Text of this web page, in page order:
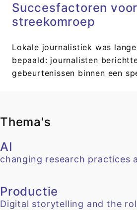
Succesfactoren
streekomroep
Lokale journalistiek was
bepaald: journalisten
gebeurtenissen binnen een
Thema's
AI
changing research practices
Productie
Digital storytelling and the